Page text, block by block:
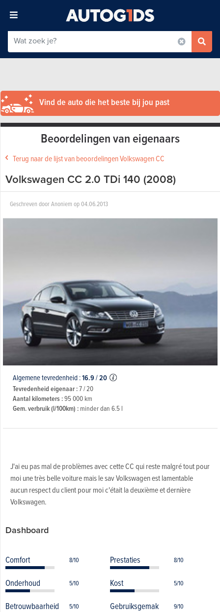
Vind de auto die het beste bij jou past
Beoordelingen van eigenaars
Terug naar de lijst van beoordelingen Volkswagen CC
Volkswagen CC 2.0 TDi 140 (2008)
Geschreven doorAnoniem op04.06.2013
Algemene tevredenheid :16.9/20
Tevredenheid eigenaar :7 / 20
Aantal kilometers :95 000 km
Gem. verbruik (l/100km) :minder dan 6.5 l
J'ai eu pas mal de problèmes avec cette CC qui reste malgré tout pour
moi une très belle voiture mais le sav Volkswagen est lamentable
aucun respect du client pour moi c'était la deuxième et dernière
Volkswagen.
Dashboard
Comfort 8/10 Prestaties 8/10
Onderhoud 5/10 Kost 5/10
Betrouwbaarheid 5/10 Gebruiksgemak 9/10